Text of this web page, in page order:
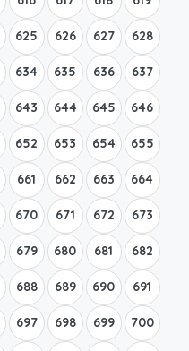
625 626 627 628
634 635 636 637
643 644 645 646
652 653 654 655
661 662 663 664
670 671 672 673
679 680 681 682
688 689 690 691
697 698 699 700